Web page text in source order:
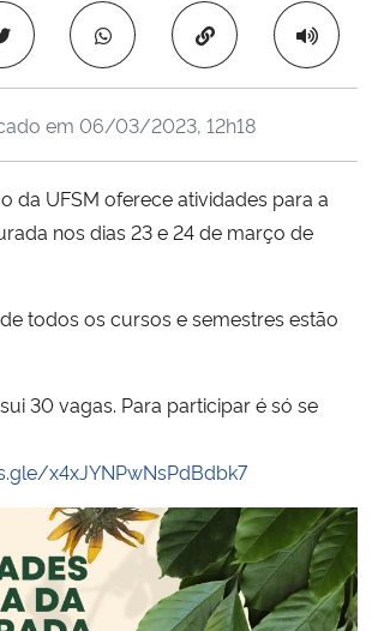
Inovações e Comunicações
Regional
Família e dos Direitos Humanos
Copiar para área
em 06/03/2023, 12h18
da UFSM oferece atividades para a
nos dias 23 e 24 de março de
todos os cursos e semestres estão
30 vagas. Para participar é só se
x4xJYNPwNsPdBdbk7